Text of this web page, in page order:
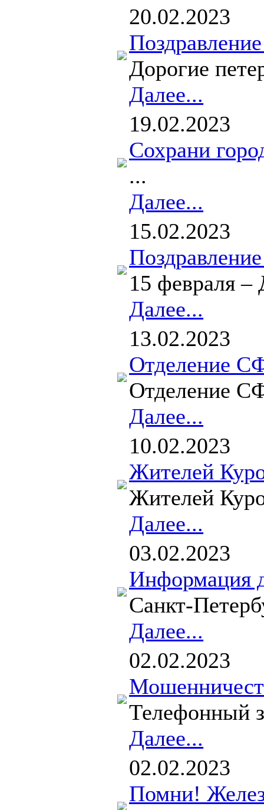
20.02.2023
Дорогие
Далее...
19.02.2023
Сохрани
...
Далее...
15.02.2023
15 февраля –
Далее...
13.02.2023
Отделение
Отделение
Далее...
10.02.2023
Жителей
Жителей
Далее...
03.02.2023
Информация
Санкт-
Далее...
02.02.2023
Телефонный
Далее...
02.02.2023
Помни!